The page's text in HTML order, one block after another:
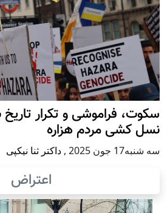
سکوت، فراموشی و تکرار
نسل کشی مردم هزاره
سه شنبه17 جون 2025 , داکتر ثنا نیکپی
اعتراض